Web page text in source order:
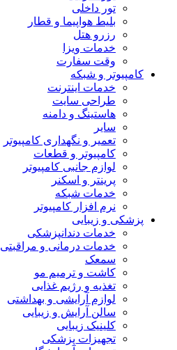
تور داخلی
بلیط هواپیما و قطار
رزرو هتل
خدمات ویزا
وقت سفارت
کامپیوتر و شبکه
خدمات اینترنت
طراحی سایت
هاستینگ و دامنه
سایر
تعمیر و نگهداری کامپیوتر
کامپیوتر و قطعات
لوازم جانبی کامپیوتر
پرینتر و اسکنر
خدمات شبکه
نرم افزار کامپیوتر
پزشکی و زیبایی
خدمات دندانپزشکی
خدمات درمانی و مراقبتی
سمعک
کاشت و ترمیم مو
تغذیه و رژیم غذایی
لوازم آرایشی و بهداشتی
سالن آرایش و زیبایی
کلینیک زیبایی
تجهیزات پزشکی